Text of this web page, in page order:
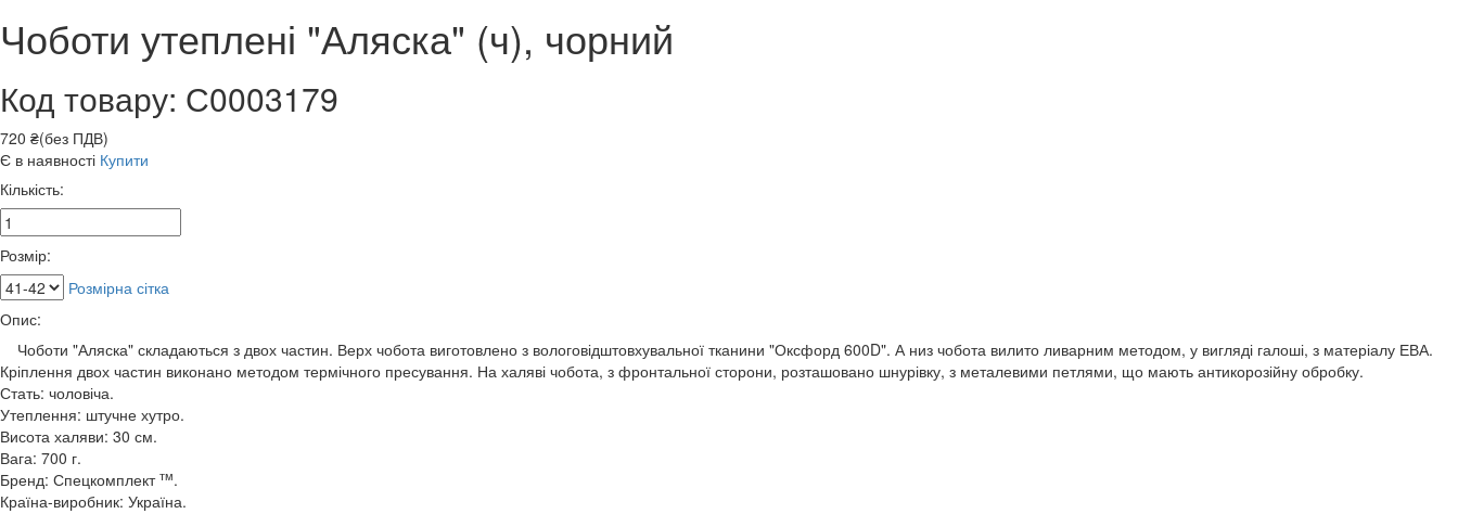
Чоботи утеплені "Аляска" (ч), чорний
Код товару: С0003179
720 ₴(без ПДВ)
Є в наявності Купити
Кількість:
Розмір:
Розмірна сітка
Опис:
Чоботи "Аляска" складаються з двох частин. Верх чобота виготовлено з вологовідштовхувальної тканини "Оксфорд 600D". А низ чобота вилито ливарним методом, у вигляді галоші, з матеріалу ЕВА.
Кріплення двох частин виконано методом термічного пресування. На халяві чобота, з фронтальної сторони, розташовано шнурівку, з металевими петлями, що мають антикорозійну обробку.
Стать: чоловіча.
Утеплення: штучне хутро.
Висота халяви: 30 см.
Вага: 700 г.
Бренд: Спецкомплект тм.
Країна-виробник: Україна.